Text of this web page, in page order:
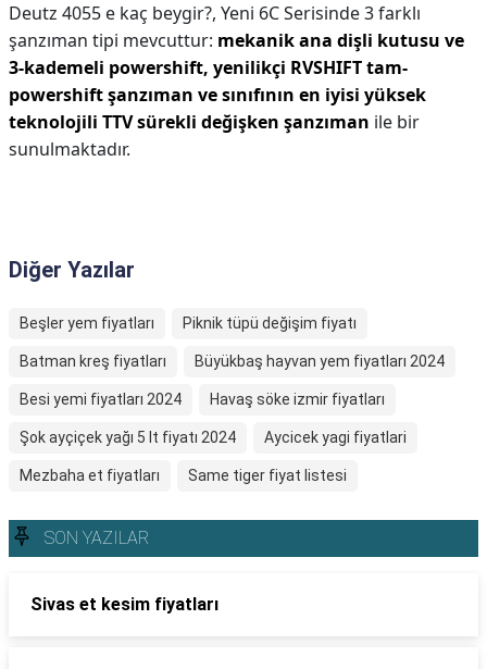
Deutz 4055 e kaç beygir?, Yeni 6C Serisinde 3 farklı
şanzıman tipi mevcuttur: mekanik ana dişli kutusu ve
3-kademeli powershift, yenilikçi RVSHIFT tam-
powershift şanzıman ve sınıfının en iyisi yüksek
teknolojili TTV sürekli değişken şanzıman ile bir
sunulmaktadır.
Diğer Yazılar
Beşler yem fiyatları Piknik tüpü değişim fiyatı
Batman kreş fiyatları Büyükbaş hayvan yem fiyatları 2024
Besi yemi fiyatları 2024 Havaş söke izmir fiyatları
Şok ayçiçek yağı 5 lt fiyatı 2024 Aycicek yagi fiyatlari
Mezbaha et fiyatları Same tiger fiyat listesi
SON YAZILAR
Sivas et kesim fiyatları